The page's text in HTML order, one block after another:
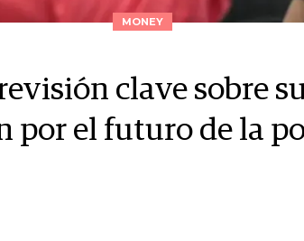
MONEY
clave sobre
por el futuro de la